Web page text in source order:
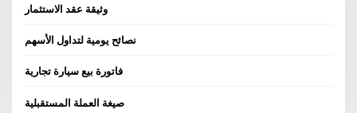
وثيقة عقد الاستثمار
نصائح يومية لتداول الأسهم
فاتورة بيع سيارة تجارية
صيغة العملة المستقبلية